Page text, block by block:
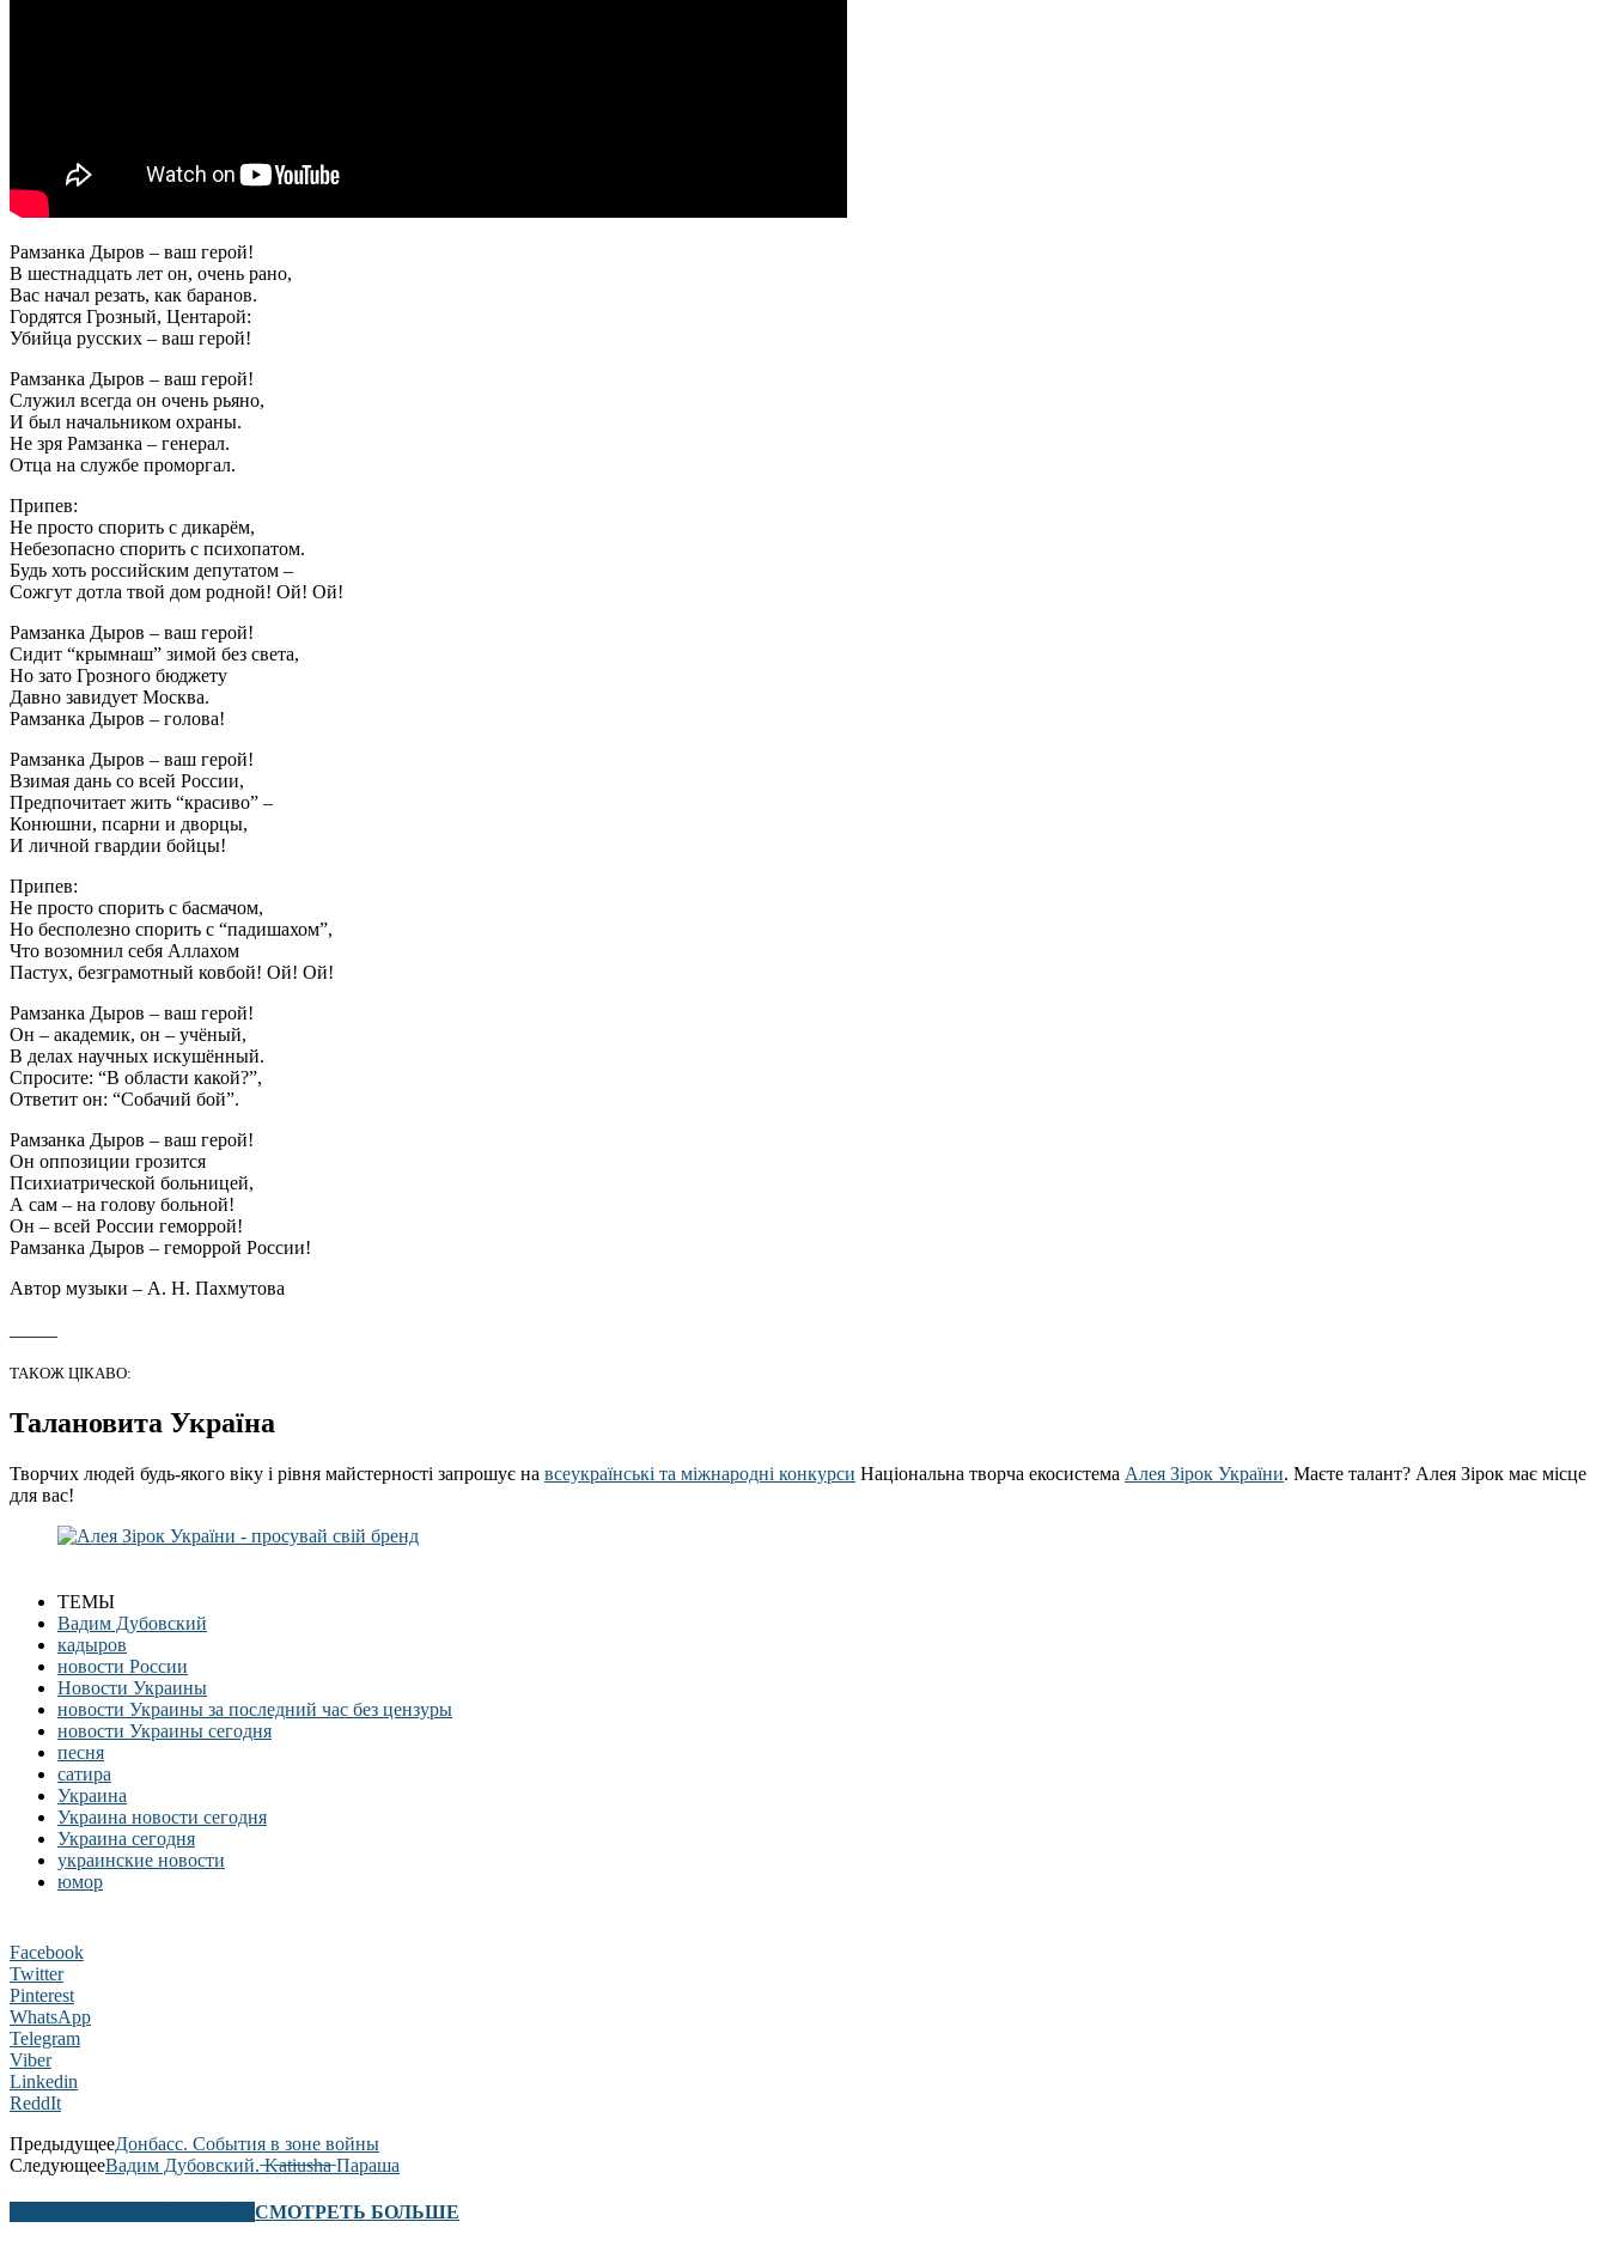
Рамзанка Дыров – ваш герой!
В шестнадцать лет он, очень рано,
Вас начал резать, как баранов.
Гордятся Грозный, Центарой:
Убийца русских – ваш герой!
Рамзанка Дыров – ваш герой!
Служил всегда он очень рьяно,
И был начальником охраны.
Не зря Рамзанка – генерал.
Отца на службе проморгал.
Припев:
Не просто спорить с дикарём,
Небезопасно спорить с психопатом.
Будь хоть российским депутатом –
Сожгут дотла твой дом родной! Ой! Ой!
Рамзанка Дыров – ваш герой!
Сидит “крымнаш” зимой без света,
Но зато Грозного бюджету
Давно завидует Москва.
Рамзанка Дыров – голова!
Рамзанка Дыров – ваш герой!
Взимая дань со всей России,
Предпочитает жить “красиво” –
Конюшни, псарни и дворцы,
И личной гвардии бойцы!
Припев:
Не просто спорить с басмачом,
Но бесполезно спорить с “падишахом”,
Что возомнил себя Аллахом
Пастух, безграмотный ковбой! Ой! Ой!
Рамзанка Дыров – ваш герой!
Он – академик, он – учёный,
В делах научных искушённый.
Спросите: “В области какой?”,
Ответит он: “Собачий бой”.
Рамзанка Дыров – ваш герой!
Он оппозиции грозится
Психиатрической больницей,
А сам – на голову больной!
Он – всей России геморрой!
Рамзанка Дыров – геморрой России!
Автор музыки – А. Н. Пахмутова
ТАКОЖ ЦІКАВО:
Талановита Україна
Творчих людей будь-якого віку і рівня майстерності запрошує на всеукраїнські та міжнародні конкурси Національна творча екосистема Алея Зірок України. Маєте талант? Алея Зірок має місце
для вас!
ТЕМЫ
Вадим Дубовский
кадыров
новости России
Новости Украины
новости Украины за последний час без цензуры
новости Украины сегодня
песня
сатира
Украина
Украина новости сегодня
Украина сегодня
украинские новости
юмор
Facebook
Twitter
Pinterest
WhatsApp
Telegram
Viber
Linkedin
ReddIt
ПредыдущееДонбасс. События в зоне войны
СледующееВадим Дубовский. ̶K̶a̶t̶i̶u̶s̶h̶a̶ Параша
СМОТРЕТЬ БОЛЬШЕ